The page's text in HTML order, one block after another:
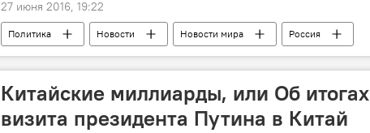
27 июня 2016, 19:22
Политика Новости Новости мира Россия
Китайские миллиарды, или Об итогах
визита президента Путина в Китай